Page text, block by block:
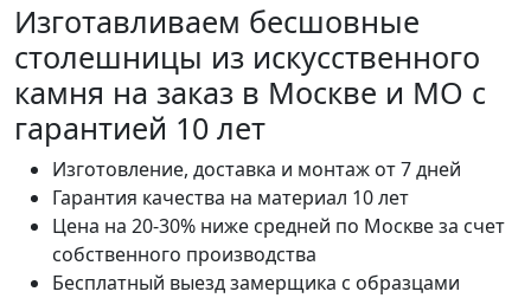
Изготавливаем бесшовные
столешницы из искусственного
камня на заказ в Москве и МО с
гарантией 10 лет
Изготовление, доставка и монтаж от 7 дней
Гарантия качества на материал 10 лет
Цена на 20-30% ниже средней по Москве за счет
собственного производства
Бесплатный выезд замерщика с образцами